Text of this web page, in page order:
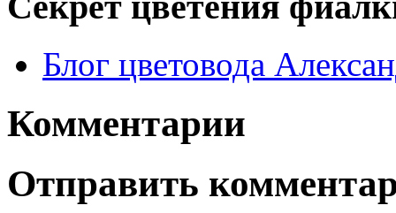
Блог цветовода
Комментарии
Отправить